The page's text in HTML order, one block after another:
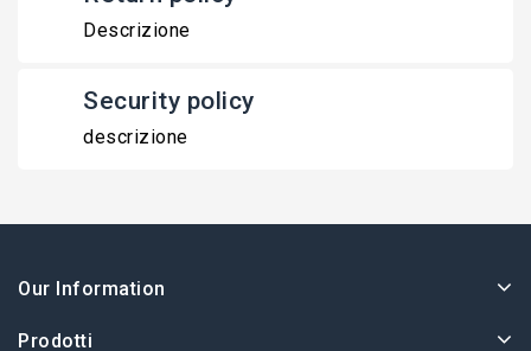
Descrizione
Security policy
descrizione
Our Information
Prodotti